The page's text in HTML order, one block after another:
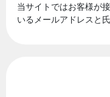
当サイトではお客様が
いるメールアドレスと